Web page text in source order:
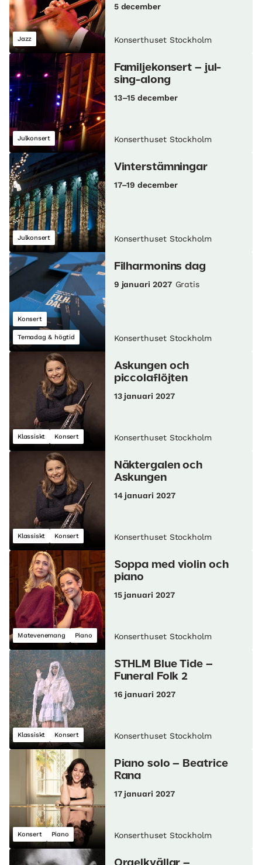
Jazz
5 december
Konserthuset Stockholm
Julkonsert
Familjekonsert – jul-
sing-along
13–15 december
Konserthuset Stockholm
Julkonsert
Vinterstämningar
17–19 december
Konserthuset Stockholm
Konsert
Temadag & högtid
Filharmonins dag
9 januari 2027 Gratis
Konserthuset Stockholm
Klassiskt Konsert
Askungen och
piccolaflöjten
13 januari 2027
Konserthuset Stockholm
Klassiskt Konsert
Näktergalen och
Askungen
14 januari 2027
Konserthuset Stockholm
Matevenemang Piano
Soppa med violin och
piano
15 januari 2027
Konserthuset Stockholm
Klassiskt Konsert
STHLM Blue Tide –
Funeral Folk 2
16 januari 2027
Konserthuset Stockholm
Konsert Piano
Piano solo – Beatrice
Rana
17 januari 2027
Konserthuset Stockholm
Orgelkvällar –